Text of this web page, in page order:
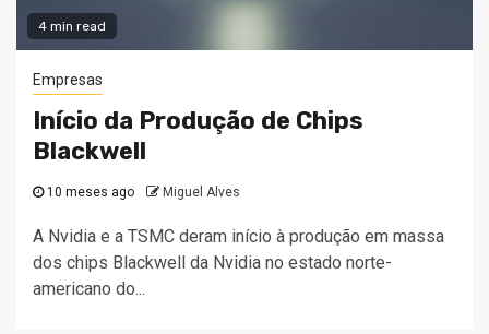
4 min read
Empresas
Início da Produção de Chips
Blackwell
10 meses ago Miguel Alves
A Nvidia e a TSMC deram início à produção em massa
dos chips Blackwell da Nvidia no estado norte-
americano do...